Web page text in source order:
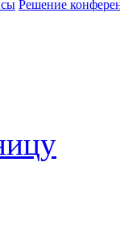
Решение